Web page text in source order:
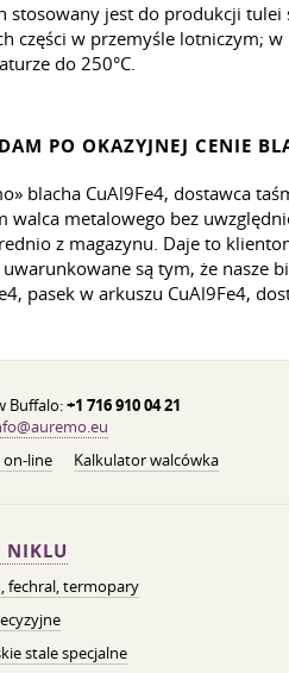
stosowany jest do produkcji
części w przemyśle lotniczym;
do 250°C.
PO OKAZYJNEJ CENIE
blacha CuAl9Fe4, dostawca
walca metalowego bez
z magazynu. Daje to
są tym, że nasze
pasek w arkuszu CuAl9Fe4,
Buffalo:+1 716 910 04 21
on-line
Kalkulator walcówka
NIKLU
fechral, termopary
stale specjalne